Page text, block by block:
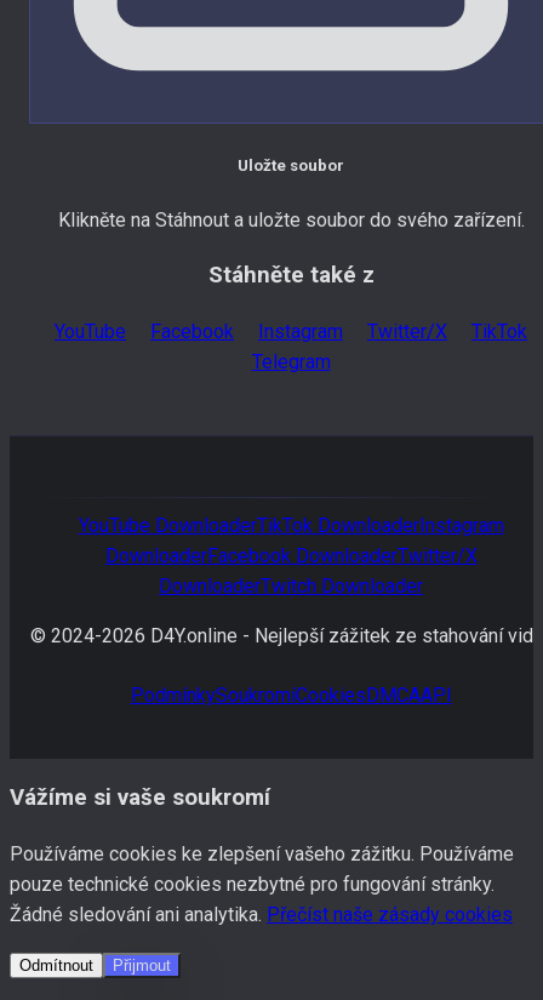
Uložte soubor
Klikněte na Stáhnout a uložte soubor do svého zařízení.
Stáhněte také z
YouTube Facebook Instagram Twitter/X
TikTok
Telegram
YouTube DownloaderTikTok DownloaderInstagram
DownloaderFacebook DownloaderTwitter/X
DownloaderTwitch Downloader
© 2024-2026 D4Y.online - Nejlepší zážitek ze stahování
PodmínkySoukromíCookiesDMCAAPI
Vážíme si vaše soukromí
Používáme cookies ke zlepšení vašeho zážitku. Používáme
pouze technické cookies nezbytné pro fungování stránky.
Žádné sledování ani analytika. Přečíst naše zásady cookies
Odmítnout Přijmout